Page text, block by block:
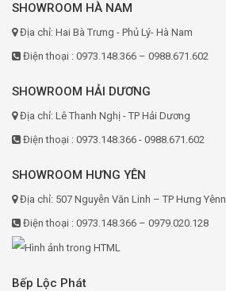
SHOWROOM HÀ NAM
Địa chỉ: Hai Bà Trưng - Phủ Lý- Hà Nam
Điện thoại : 0973.148.366 – 0988.671.602
SHOWROOM HẢI DƯƠNG
Địa chỉ: Lê Thanh Nghị - TP Hải Dương
Điện thoại : 0973.148.366 - 0988.671.602
SHOWROOM HƯNG YÊN
Địa chỉ: 507 Nguyễn Văn Linh – TP Hưng Yênn
Điện thoại : 0973.148.366 – 0979.020.128
Bếp Lộc Phát